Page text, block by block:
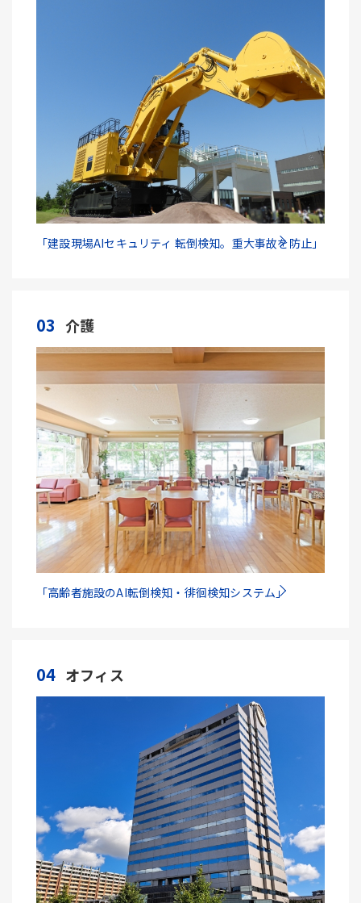
「建設現場AIセキュリティ 転倒検知。重大事故を防止」
03 介護
「高齢者施設のAI転倒検知・徘徊検知システム」
04 オフィス